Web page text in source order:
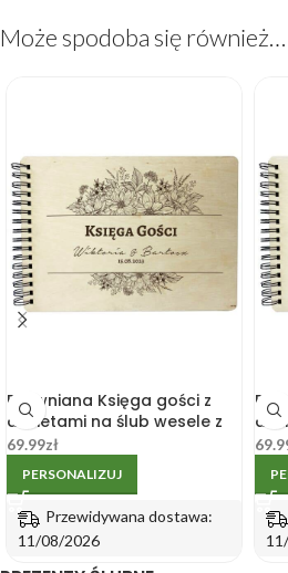
Może spodoba się również…
Drewniana Księga gości z
ankietami na ślub wesele z
grawerem
69.99zł
PERSONALIZUJ
Przewidywana dostawa:
11/08/2026